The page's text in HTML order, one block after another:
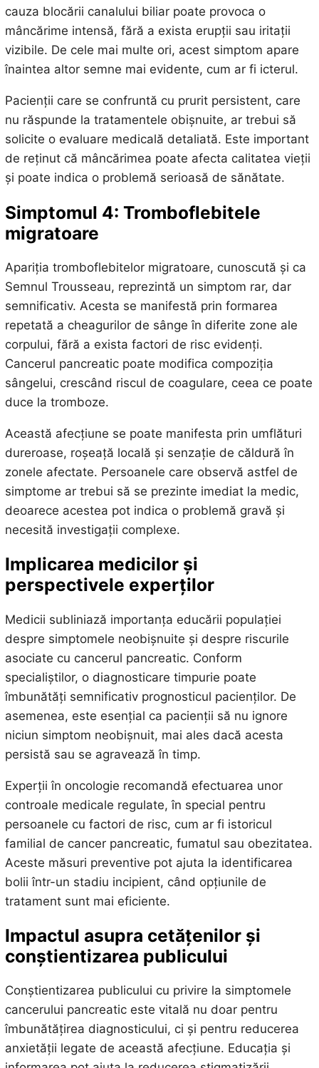
cauza blocării canalului biliar poate provoca o
mâncărime intensă, fără a exista erupții sau iritații
vizibile. De cele mai multe ori, acest simptom apare
înaintea altor semne mai evidente, cum ar fi icterul.
Pacienții care se confruntă cu prurit persistent, care
nu răspunde la tratamentele obișnuite, ar trebui să
solicite o evaluare medicală detaliată. Este important
de reținut că mâncărimea poate afecta calitatea vieții
și poate indica o problemă serioasă de sănătate.
Simptomul 4: Tromboflebitele
migratoare
Apariția tromboflebitelor migratoare, cunoscută și ca
Semnul Trousseau, reprezintă un simptom rar, dar
semnificativ. Acesta se manifestă prin formarea
repetată a cheagurilor de sânge în diferite zone ale
corpului, fără a exista factori de risc evidenți.
Cancerul pancreatic poate modifica compoziția
sângelui, crescând riscul de coagulare, ceea ce poate
duce la tromboze.
Această afecțiune se poate manifesta prin umflături
dureroase, roșeață locală și senzație de căldură în
zonele afectate. Persoanele care observă astfel de
simptome ar trebui să se prezinte imediat la medic,
deoarece acestea pot indica o problemă gravă și
necesită investigații complexe.
Implicarea medicilor și
perspectivele experților
Medicii subliniază importanța educării populației
despre simptomele neobișnuite și despre riscurile
asociate cu cancerul pancreatic. Conform
specialiștilor, o diagnosticare timpurie poate
îmbunătăți semnificativ prognosticul pacienților. De
asemenea, este esențial ca pacienții să nu ignore
niciun simptom neobișnuit, mai ales dacă acesta
persistă sau se agravează în timp.
Experții în oncologie recomandă efectuarea unor
controale medicale regulate, în special pentru
persoanele cu factori de risc, cum ar fi istoricul
familial de cancer pancreatic, fumatul sau obezitatea.
Aceste măsuri preventive pot ajuta la identificarea
bolii într-un stadiu incipient, când opțiunile de
tratament sunt mai eficiente.
Impactul asupra cetățenilor și
conștientizarea publicului
Conștientizarea publicului cu privire la simptomele
cancerului pancreatic este vitală nu doar pentru
îmbunătățirea diagnosticului, ci și pentru reducerea
anxietății legate de această afecțiune. Educația și